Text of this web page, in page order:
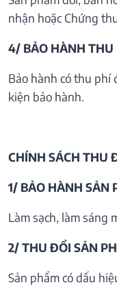
nhận hoặc Chứng
4/ BẢO HÀNH THU
Bảo hành có thu phí
kiện bảo hành.
CHÍNH SÁCH THU
1/ BẢO HÀNH SẢN
Làm sạch, làm sáng
2/ THU ĐỔI SẢN
Sản phẩm có dấu